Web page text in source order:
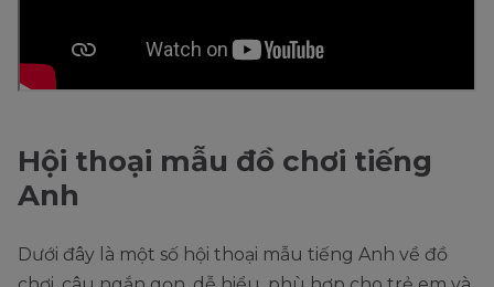
Hội thoại mẫu đồ chơi tiếng
Anh
Dưới đây là một số hội thoại mẫu tiếng Anh về đồ